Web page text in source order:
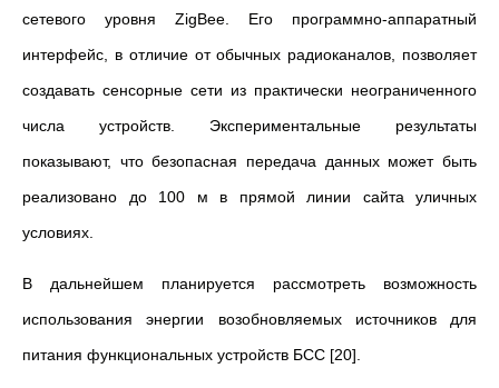
сетевого уровня ZigBee. Его программно-аппаратный
интерфейс, в отличие от обычных радиоканалов, позволяет
создавать сенсорные сети из практически неограниченного
числа устройств. Экспериментальные результаты
показывают, что безопасная передача данных может быть
реализовано до 100 м в прямой линии сайта уличных
условиях.
В дальнейшем планируется рассмотреть возможность
использования энергии возобновляемых источников для
питания функциональных устройств БСС [20].